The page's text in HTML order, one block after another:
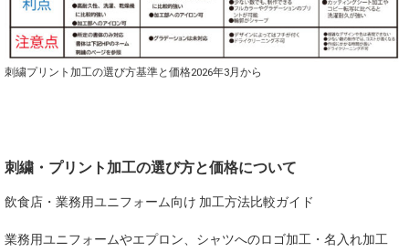
刺繍プリント加工の選び方基準と価格2026年3月から
刺繍・プリント加工の選び方と価格について
飲食店・業務用ユニフォーム向け 加工方法比較ガイド
業務用ユニフォームやエプロン、シャツへのロゴ加工・名入れ加工